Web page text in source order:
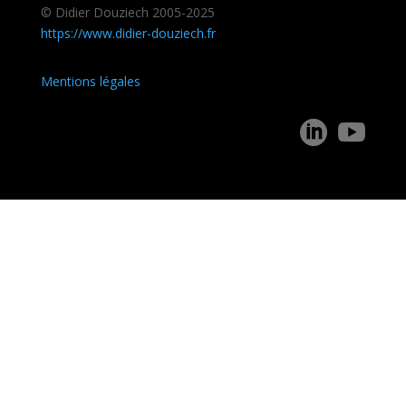
© Didier Douziech 2005-2025
https://www.didier-douziech.fr
Mentions légales
 